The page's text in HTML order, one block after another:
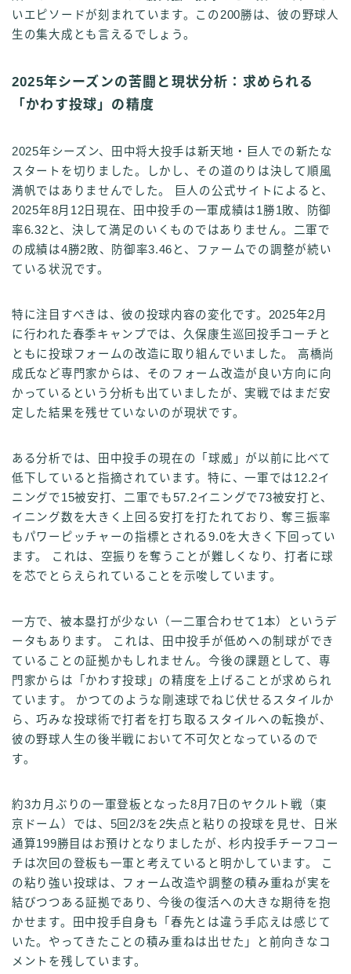
いエピソードが刻まれています。この200勝は、彼の野球人
生の集大成とも言えるでしょう。
2025年シーズンの苦闘と現状分析：求められる
「かわす投球」の精度
2025年シーズン、田中将大投手は新天地・巨人での新たな
スタートを切りました。しかし、その道のりは決して順風
満帆ではありませんでした。 巨人の公式サイトによると、
2025年8月12日現在、田中投手の一軍成績は1勝1敗、防御
率6.32と、決して満足のいくものではありません。二軍で
の成績は4勝2敗、防御率3.46と、ファームでの調整が続い
ている状況です。
特に注目すべきは、彼の投球内容の変化です。2025年2月
に行われた春季キャンプでは、久保康生巡回投手コーチと
ともに投球フォームの改造に取り組んでいました。 高橋尚
成氏など専門家からは、そのフォーム改造が良い方向に向
かっているという分析も出ていましたが、実戦ではまだ安
定した結果を残せていないのが現状です。
ある分析では、田中投手の現在の「球威」が以前に比べて
低下していると指摘されています。特に、一軍では12.2イ
ニングで15被安打、二軍でも57.2イニングで73被安打と、
イニング数を大きく上回る安打を打たれており、奪三振率
もパワーピッチャーの指標とされる9.0を大きく下回ってい
ます。 これは、空振りを奪うことが難しくなり、打者に球
を芯でとらえられていることを示唆しています。
一方で、被本塁打が少ない（一二軍合わせて1本）というデ
ータもあります。 これは、田中投手が低めへの制球ができ
ていることの証拠かもしれません。今後の課題として、専
門家からは「かわす投球」の精度を上げることが求められ
ています。 かつてのような剛速球でねじ伏せるスタイルか
ら、巧みな投球術で打者を打ち取るスタイルへの転換が、
彼の野球人生の後半戦において不可欠となっているので
す。
約3カ月ぶりの一軍登板となった8月7日のヤクルト戦（東
京ドーム）では、5回2/3を2失点と粘りの投球を見せ、日米
通算199勝目はお預けとなりましたが、杉内投手チーフコー
チは次回の登板も一軍と考えていると明かしています。 こ
の粘り強い投球は、フォーム改造や調整の積み重ねが実を
結びつつある証拠であり、今後の復活への大きな期待を抱
かせます。田中投手自身も「春先とは違う手応えは感じて
いた。やってきたことの積み重ねは出せた」と前向きなコ
メントを残しています。